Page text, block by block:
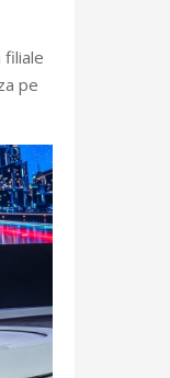
filiale
pe